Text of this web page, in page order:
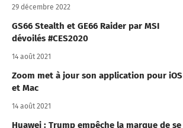
29 décembre 2022
GS66 Stealth et GE66 Raider par MSI
dévoilés #CES2020
14 août 2021
Zoom met à jour son application pour iOS
et Mac
14 août 2021
Huawei : Trump empêche la marque de se